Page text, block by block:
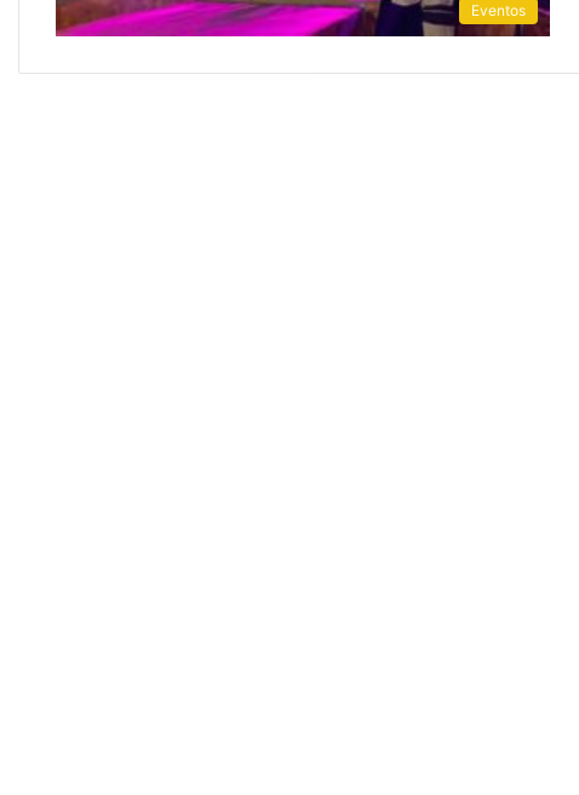
Eventos